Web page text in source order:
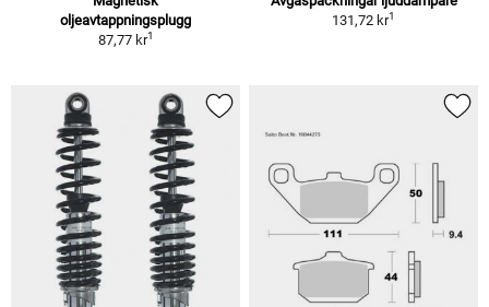
oljeavtappningsplugg
87,77 kr1
131,72 kr1